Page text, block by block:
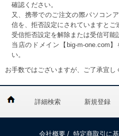
確認ください。
又、携帯でのご注文の際パソコン
信を、拒否設定にされていますとご
受信拒否設定を解除または受信可能
当店のドメイン【big-m-one.com
い。
お手数ではございますが、ご了承宜し
詳細検索 新規登録
会社概要 / 特定商取引に